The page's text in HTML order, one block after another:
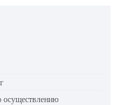
осуществлению